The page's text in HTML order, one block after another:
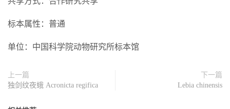
标本属性：普通
单位：中国科学院动物研究所标本馆
上一篇
独剑纹夜蛾 Acronicta regifica
下一篇
Lebia chinensis